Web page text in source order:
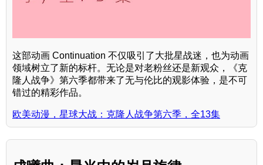
这部动画 Continuation 不仅吸引了大批星战迷，也为动画
领域树立了新的标杆。无论是对老粉丝还是新观众，《克
隆人战争》第六季都带来了无与伦比的观影体验，是不可
错过的精彩作品。
欧美动漫，星球大战：克隆人战争第六季，全13集